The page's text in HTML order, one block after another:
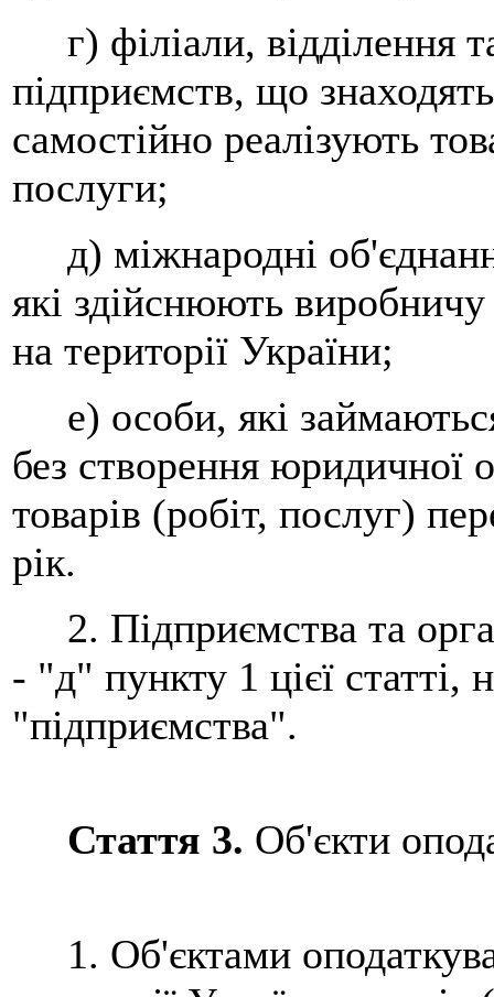
г) філіали, відділення
підприємств, що
самостійно реалізують
послуги;
д) міжнародні
які здійснюють
на території України;
е) особи, які
без створення юридичної
товарів (робіт, послуг)
рік.
2. Підприємства та
- "д" пункту 1 цієї статті,
"підприємства".
Стаття 3. Об'єкти
1. Об'єктами